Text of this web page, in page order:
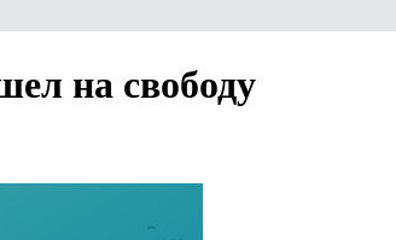
на свободу